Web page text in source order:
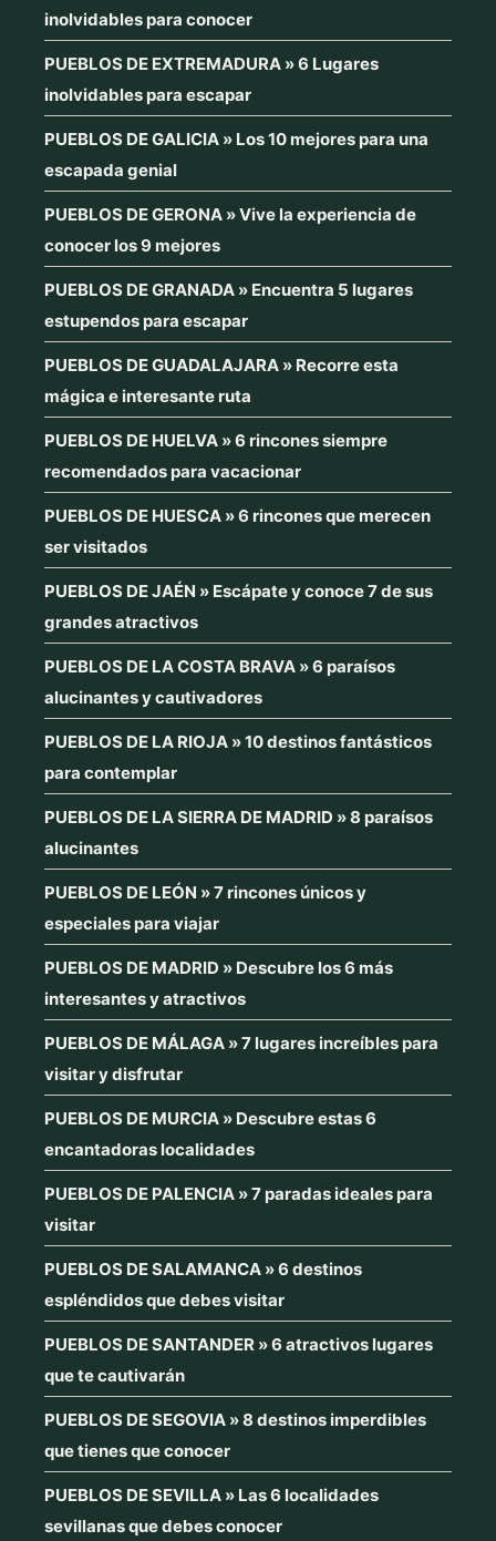
inolvidables para conocer
PUEBLOS DE EXTREMADURA » 6 Lugares
inolvidables para escapar
PUEBLOS DE GALICIA » Los 10 mejores para una
escapada genial
PUEBLOS DE GERONA » Vive la experiencia de
conocer los 9 mejores
PUEBLOS DE GRANADA » Encuentra 5 lugares
estupendos para escapar
PUEBLOS DE GUADALAJARA » Recorre esta
mágica e interesante ruta
PUEBLOS DE HUELVA » 6 rincones siempre
recomendados para vacacionar
PUEBLOS DE HUESCA » 6 rincones que merecen
ser visitados
PUEBLOS DE JAÉN » Escápate y conoce 7 de sus
grandes atractivos
PUEBLOS DE LA COSTA BRAVA » 6 paraísos
alucinantes y cautivadores
PUEBLOS DE LA RIOJA » 10 destinos fantásticos
para contemplar
PUEBLOS DE LA SIERRA DE MADRID » 8 paraísos
alucinantes
PUEBLOS DE LEÓN » 7 rincones únicos y
especiales para viajar
PUEBLOS DE MADRID » Descubre los 6 más
interesantes y atractivos
PUEBLOS DE MÁLAGA » 7 lugares increíbles para
visitar y disfrutar
PUEBLOS DE MURCIA » Descubre estas 6
encantadoras localidades
PUEBLOS DE PALENCIA » 7 paradas ideales para
visitar
PUEBLOS DE SALAMANCA » 6 destinos
espléndidos que debes visitar
PUEBLOS DE SANTANDER » 6 atractivos lugares
que te cautivarán
PUEBLOS DE SEGOVIA » 8 destinos imperdibles
que tienes que conocer
PUEBLOS DE SEVILLA » Las 6 localidades
sevillanas que debes conocer